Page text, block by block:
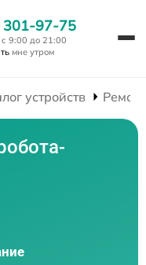
301-97-75
9:00 до 21:00
мне утром
устройств